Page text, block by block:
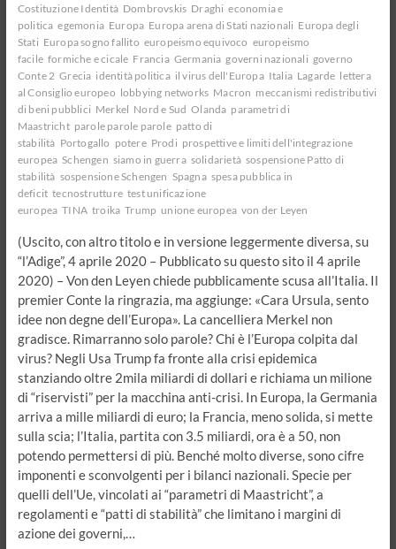
Costituzione Identità Dombrovskis Draghi economia e
politica egemonia Europa Europa arena di Stati nazionali Europa degli
Stati Europa sogno fallito europeismo equivoco europeismo
facile formiche e cicale Francia Germania governi nazionali governo
Conte 2 Grecia identità politica il virus dell'Europa Italia Lagarde lettera
al Consiglio europeo lobbying networks Macron meccanismi redistributivi
di beni pubblici Merkel Nord e Sud Olanda parametri di
Maastricht parole parole parole patto di
stabilità Portogallo potere Prodi prospettive e limiti dell'integrazione
europea Schengen siamo in guerra solidarietà sospensione Patto di
stabilità sospensione Schengen Spagna spesa pubblica in
deficit tecnostrutture test unificazione
europea TINA troika Trump unione europea von der Leyen
(Uscito, con altro titolo e in versione leggermente diversa, su
“l’Adige”, 4 aprile 2020 – Pubblicato su questo sito il 4 aprile
2020) – Von den Leyen chiede pubblicamente scusa all’Italia. Il
premier Conte la ringrazia, ma aggiunge: «Cara Ursula, sento
idee non degne dell’Europa». La cancelliera Merkel non
gradisce. Rimarranno solo parole? Chi è l’Europa colpita dal
virus? Negli Usa Trump fa fronte alla crisi epidemica
stanziando oltre 2mila miliardi di dollari e richiama un milione
di “riservisti” per la macchina anti-crisi. In Europa, la Germania
arriva a mille miliardi di euro; la Francia, meno solida, si mette
sulla scia; l’Italia, partita con 3.5 miliardi, ora è a 50, non
potendo permettersi di più. Benché molto diverse, sono cifre
imponenti e sconvolgenti per i bilanci nazionali. Specie per
quelli dell’Ue, vincolati ai “parametri di Maastricht”, a
regolamenti e “patti di stabilità” che limitano i margini di
azione dei governi,…